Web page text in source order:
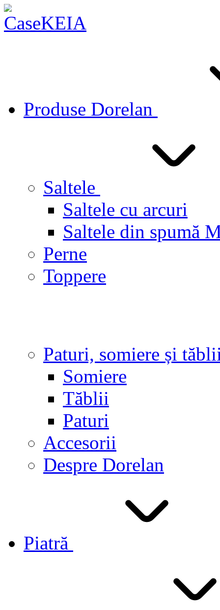
Produse Dorelan
Saltele
Saltele cu arcuri
Saltele din spumă
Perne
Toppere
Paturi, somiere și
Somiere
Tăblii
Paturi
Accesorii
Despre Dorelan
Piatră